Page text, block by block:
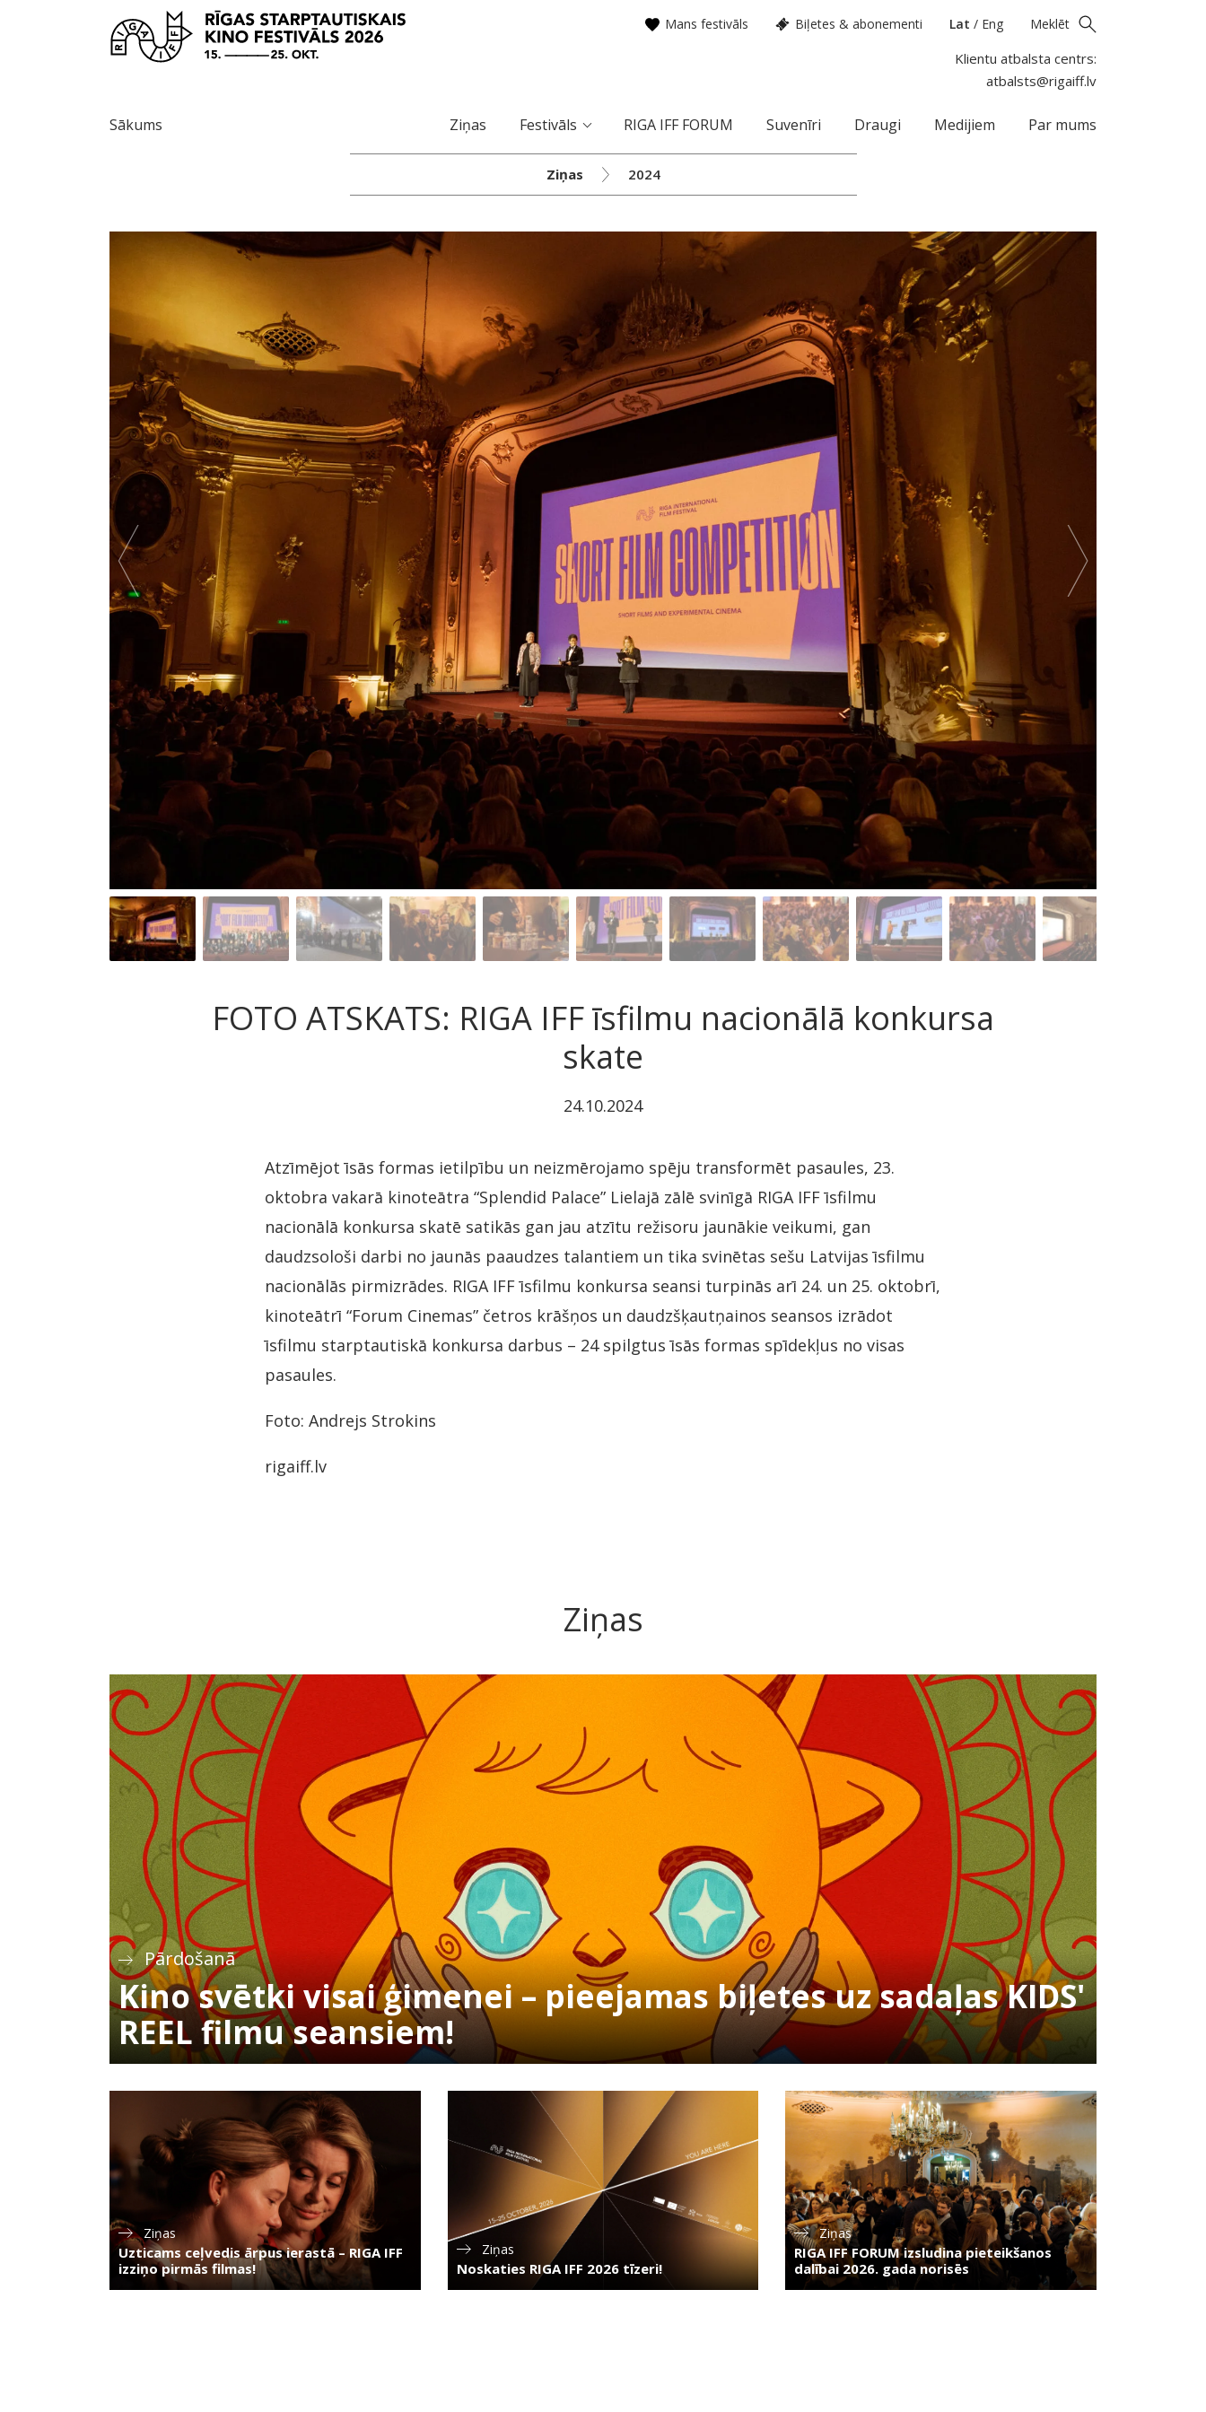
Mans festivāls Biļetes & abonementi Lat / Eng Meklēt
Klientu atbalsta centrs:
atbalsts@rigaiff.lv
Sākums Ziņas Festivāls RIGA IFF FORUM Suvenīri Draugi Medijiem Par mums
Ziņas 2024
FOTO ATSKATS: RIGA IFF īsfilmu nacionālā konkursa
skate
24.10.2024
Atzīmējot īsās formas ietilpību un neizmērojamo spēju transformēt pasaules, 23.
oktobra vakarā kinoteātra “Splendid Palace” Lielajā zālē svinīgā RIGA IFF īsfilmu
nacionālā konkursa skatē satikās gan jau atzītu režisoru jaunākie veikumi, gan
daudzsološi darbi no jaunās paaudzes talantiem un tika svinētas sešu Latvijas īsfilmu
nacionālās pirmizrādes. RIGA IFF īsfilmu konkursa seansi turpinās arī 24. un 25. oktobrī,
kinoteātrī “Forum Cinemas” četros krāšņos un daudzšķautņainos seansos izrādot
īsfilmu starptautiskā konkursa darbus – 24 spilgtus īsās formas spīdekļus no visas
pasaules.
Foto: Andrejs Strokins
rigaiff.lv
Ziņas
Pārdošanā
Kino svētki visai ģimenei – pieejamas biļetes uz sadaļas KIDS'
REEL filmu seansiem!
Ziņas
Uzticams ceļvedis ārpus ierastā – RIGA IFF
izziņo pirmās filmas!
Ziņas
Noskaties RIGA IFF 2026 tīzeri!
Ziņas
RIGA IFF FORUM izsludina pieteikšanos
dalībai 2026. gada norisēs